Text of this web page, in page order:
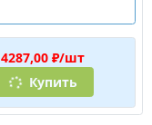
4287,00 ₽/шт
Купить